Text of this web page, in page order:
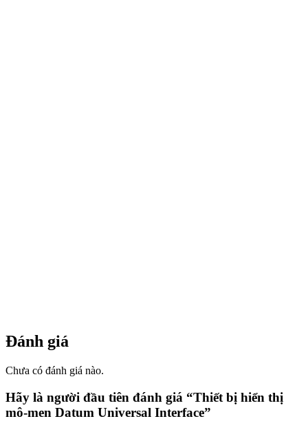
Đánh giá
Chưa có đánh giá nào.
Hãy là người đầu tiên đánh giá “Thiết bị hiển thị
mô-men Datum Universal Interface”